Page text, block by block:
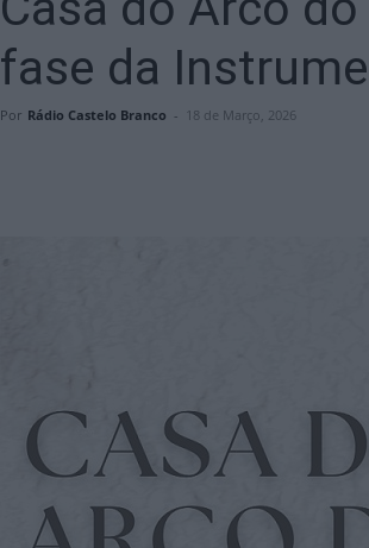
fase da
Por Rádio Castelo Branco - 18 de Março, 2026